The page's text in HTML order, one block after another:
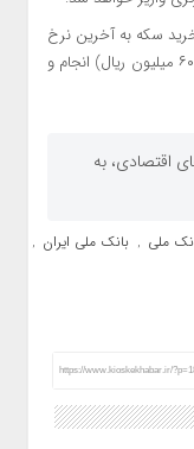
در مهلت مقرر ۶۰ روزه، بازخرید سکه به آخرین نرخ
معاملاتی اوراق مذکور به کسر دیون مربوط (مبلغ ۶۰ میلیون ریال) انجام و
اقتصادی، به
ملی , بانک ملی ایران ,
https://www.kioskekhabar.ir/